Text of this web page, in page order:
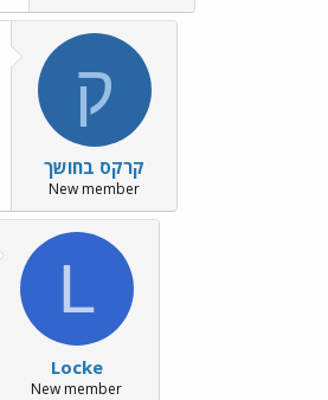
ק
קרקס בחושך
New member
L
Locke
New member